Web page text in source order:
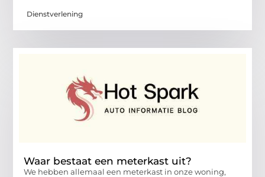
Dienstverlening
Waar bestaat een meterkast uit?
We hebben allemaal een meterkast in onze woning,